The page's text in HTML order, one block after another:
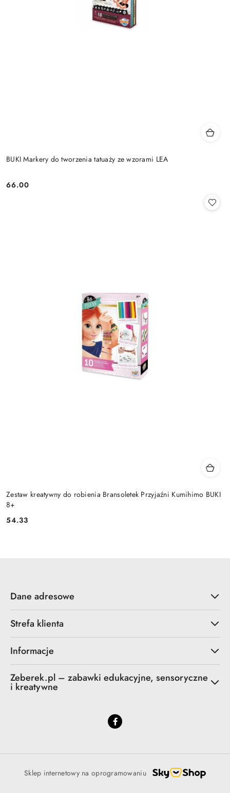
BUKI Markery do tworzenia tatuaży ze wzorami LEA
Cena:
66.00
Zestaw kreatywny do robienia Bransoletek Przyjaźni Kumihimo BUKI
8+
Cena:
54.33
Dane adresowe
Strefa klienta
Informacje
Zeberek.pl – zabawki edukacyjne, sensoryczne
i kreatywne
Sklep internetowy na oprogramowaniu